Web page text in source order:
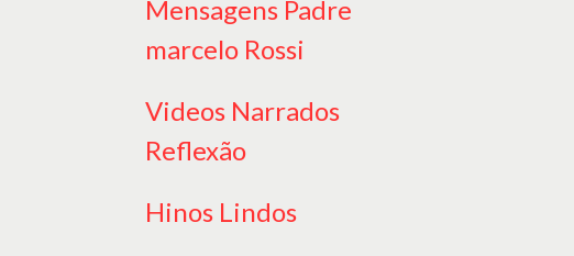
Mensagens Padre
marcelo Rossi
Videos Narrados
Reflexão
Hinos Lindos